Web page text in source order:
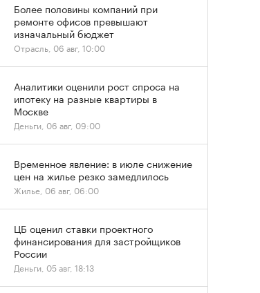
Более половины компаний при
ремонте офисов превышают
изначальный бюджет
Отрасль, 06 авг, 10:00
Аналитики оценили рост спроса на
ипотеку на разные квартиры в
Москве
Деньги, 06 авг, 09:00
Временное явление: в июле снижение
цен на жилье резко замедлилось
Жилье, 06 авг, 06:00
ЦБ оценил ставки проектного
финансирования для застройщиков
России
Деньги, 05 авг, 18:13